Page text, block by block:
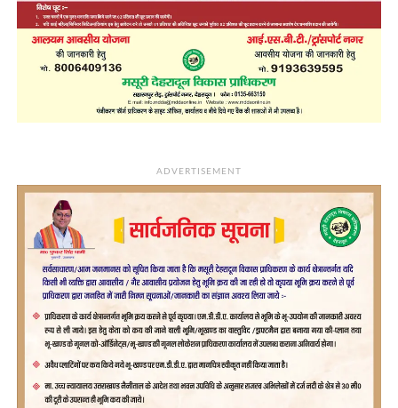
ADVERTISEMENT